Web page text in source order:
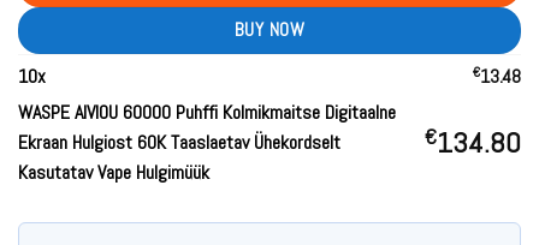
BUY NOW
10x €13.48
WASPE AIVIOU 60000 Puhffi Kolmikmaitse Digitaalne
Ekraan Hulgiost 60K Taaslaetav Ühekordselt
Kasutatav Vape Hulgimüük
€134.80